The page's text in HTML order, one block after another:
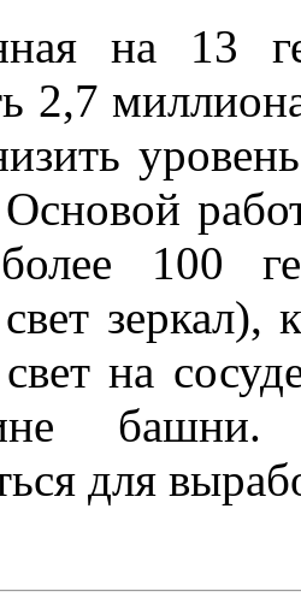
на 13
2,7
100
зеркал),
на
башни.
для